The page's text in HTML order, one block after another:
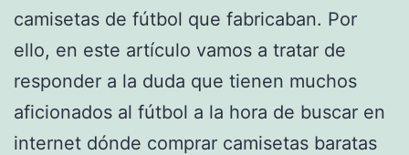
camisetas de fútbol que fabricaban. Por
ello, en este artículo vamos a tratar de
responder a la duda que tienen muchos
aficionados al fútbol a la hora de buscar en
internet dónde comprar camisetas baratas